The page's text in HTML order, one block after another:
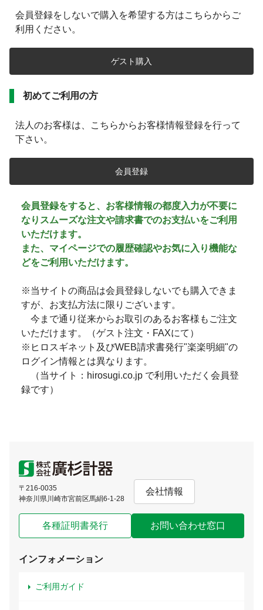
会員登録をしないで購入を希望する方はこちらからご
利用ください。
初めてご利用の方
法人のお客様は、こちらからお客様情報登録を行って
下さい。
会員登録をすると、お客様情報の都度入力が不要に
なりスムーズな注文や請求書でのお支払いをご利用
いただけます。
また、マイページでの履歴確認やお気に入り機能な
どをご利用いただけます。
※当サイトの商品は会員登録しないでも購入できま
すが、お支払方法に限りございます。
今まで通り従来からお取引のあるお客様もご注文
いただけます。（ゲスト注文・FAXにて）
※ヒロスギネット及びWEB請求書発行"楽楽明細"の
ログイン情報とは異なります。
（当サイト：hirosugi.co.jp で利用いただく会員登
録です）
〒216-0035
神奈川県川崎市宮前区馬絹6-1-28
会社情報
各種証明書発行 お問い合わせ窓口
インフォメーション
ご利用ガイド